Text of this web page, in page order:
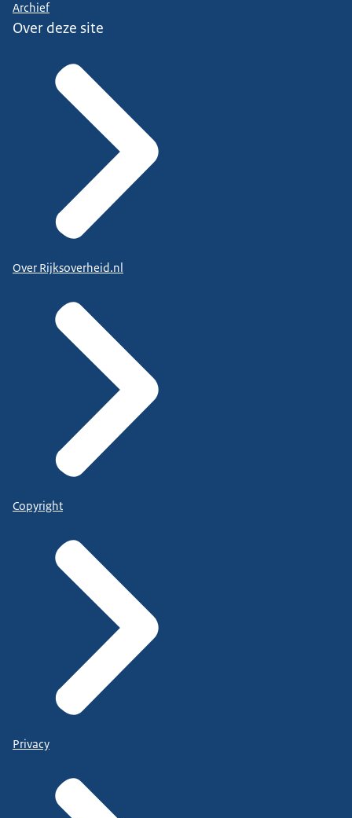
Archief
Over deze site
Over Rijksoverheid.nl
Copyright
Privacy